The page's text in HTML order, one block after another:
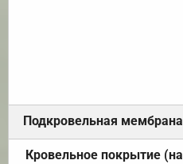
Подкровельная мембрана
Кровельное покрытие (на